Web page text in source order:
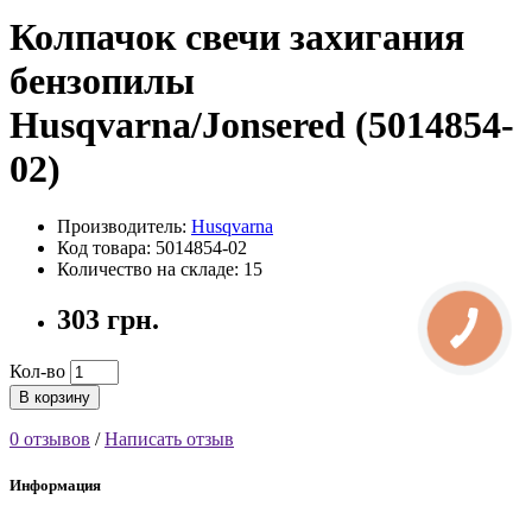
Колпачок свечи захигания
бензопилы
Husqvarna/Jonsered (5014854-
02)
Производитель: Husqvarna
Код товара: 5014854-02
Количество на складе: 15
303 грн.
Кол-во
В корзину
0 отзывов /Написать отзыв
Информация